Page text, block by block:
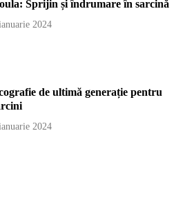
Sprijin și îndrumare în sarcină
2024
de ultimă generație pentru
2024